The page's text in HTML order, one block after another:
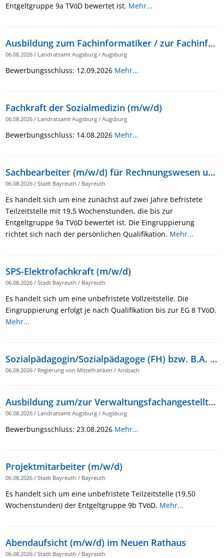
Entgeltgruppe 9a TVöD bewertet ist. Mehr...
Ausbildung zum Fachinformatiker / zur Fachinformatikerin (m/w/d)
06.08.2026 / Landratsamt Augsburg /Augsburg
Bewerbungsschluss: 12.09.2026 Mehr...
Fachkraft der Sozialmedizin (m/w/d)
06.08.2026 / Landratsamt Augsburg /Augsburg
Bewerbungsschluss: 14.08.2026 Mehr...
Sachbearbeiter (m/w/d) für Rechnungswesen und Controlling beim Friedrichsforum in Teilzeit
06.08.2026 /Stadt Bayreuth / Bayreuth
Es handelt sich um eine zunächst auf zwei Jahre befristete
Teilzeitstelle mit 19,5 Wochenstunden, die bis zur
Entgeltgruppe 9a TVöD bewertet ist. Die Eingruppierung
richtet sich nach der persönlichen Qualifikation. Mehr...
SPS-Elektrofachkraft (m/w/d)
06.08.2026 /Stadt Bayreuth / Bayreuth
Es handelt sich um eine unbefristete Vollzeitstelle. Die
Eingruppierung erfolgt je nach Qualifikation bis zur EG 8 TVöD.
Mehr...
Sozialpädagogin/Sozialpädagoge (FH) bzw. B.A. in Sozialer Arbeit (m/w/d) für das Staatliche Gesundheitsamt am Landratsamt Fürth
06.08.2026 / Regierung von Mittelfranken /Ansbach
Ausbildung zum/zur Verwaltungsfachangestellten (m/w/d)
06.08.2026 / Landratsamt Augsburg /Augsburg
Bewerbungsschluss: 23.08.2026 Mehr...
Projektmitarbeiter (m/w/d)
06.08.2026 /Stadt Bayreuth / Bayreuth
Es handelt sich um eine unbefristete Teilzeitstelle (19,50
Wochenstunden) der Entgeltgruppe 9b TVöD. Mehr...
Abendaufsicht (m/w/d) im Neuen Rathaus
06.08.2026 /Stadt Bayreuth / Bayreuth